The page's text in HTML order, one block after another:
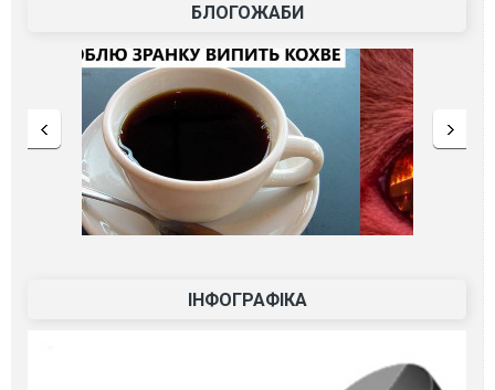
БЛОГОЖАБИ
ІНФОГРАФІКА